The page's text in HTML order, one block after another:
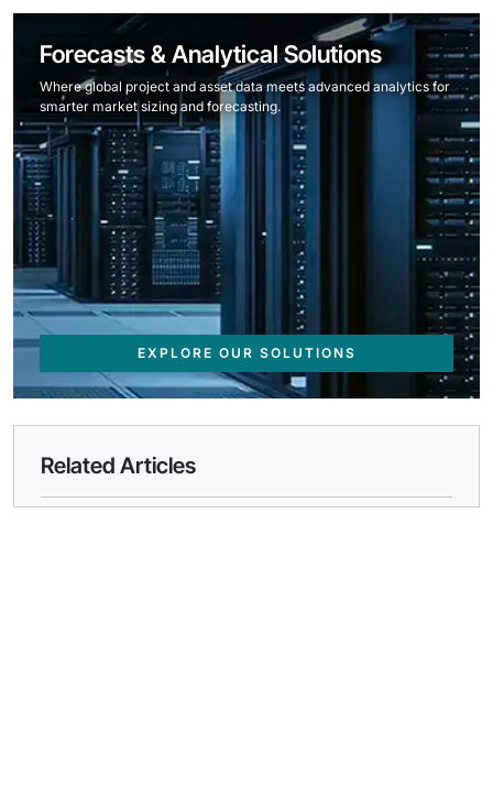
Forecasts & Analytical Solutions
Where global project and asset data meets advanced analytics for
smarter market sizing and forecasting.
EXPLORE OUR SOLUTIONS
Related Articles